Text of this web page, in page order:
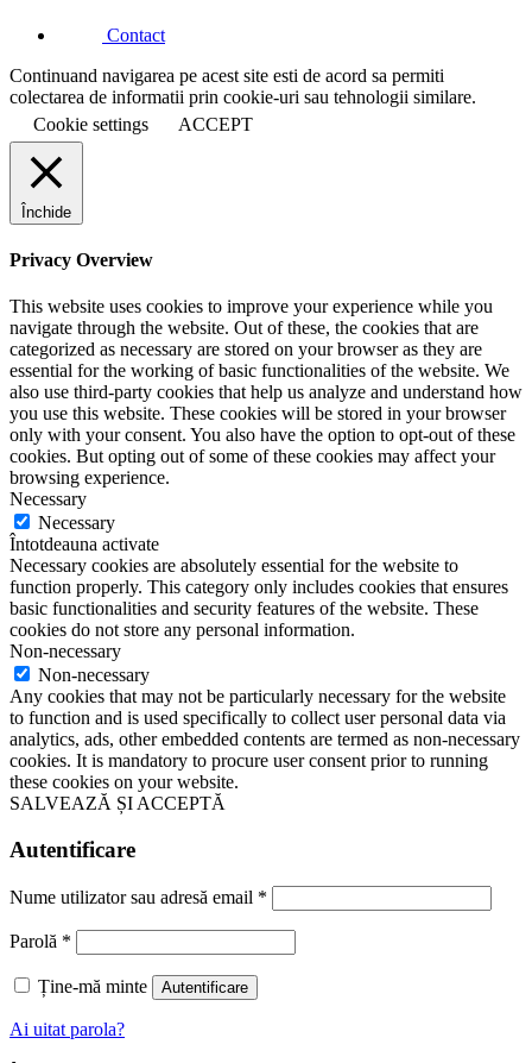
Contact
Continuand navigarea pe acest site esti de acord sa permiti
colectarea de informatii prin cookie-uri sau tehnologii similare.
Cookie settings
ACCEPT
Închide
Privacy Overview
This website uses cookies to improve your experience while you
navigate through the website. Out of these, the cookies that are
categorized as necessary are stored on your browser as they are
essential for the working of basic functionalities of the website. We
also use third-party cookies that help us analyze and understand how
you use this website. These cookies will be stored in your browser
only with your consent. You also have the option to opt-out of these
cookies. But opting out of some of these cookies may affect your
browsing experience.
Necessary
Necessary
Întotdeauna activate
Necessary cookies are absolutely essential for the website to
function properly. This category only includes cookies that ensures
basic functionalities and security features of the website. These
cookies do not store any personal information.
Non-necessary
Non-necessary
Any cookies that may not be particularly necessary for the website
to function and is used specifically to collect user personal data via
analytics, ads, other embedded contents are termed as non-necessary
cookies. It is mandatory to procure user consent prior to running
these cookies on your website.
SALVEAZĂ ȘI ACCEPTĂ
Autentificare
Nume utilizator sau adresă email *
Parolă *
Ține-mă minte Autentificare
Ai uitat parola?